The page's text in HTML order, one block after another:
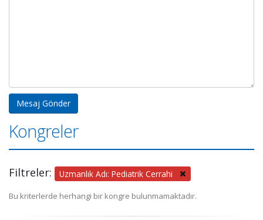
Kongreler
Filtreler: Uzmanlık Adı: Pediatrik Cerrahi
Bu kriterlerde herhangi bir kongre bulunmamaktadır.